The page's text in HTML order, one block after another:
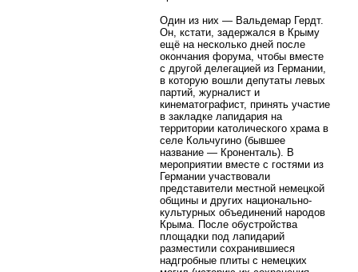
Один из них — Вальдемар Гердт.
Он, кстати, задержался в Крыму
ещё на несколько дней после
окончания форума, чтобы вместе
с другой делегацией из Германии,
в которую вошли депутаты левых
партий, журналист и
кинематографист, принять участие
в закладке лапидария на
территории католического храма в
селе Кольчугино (бывшее
название — Кроненталь). В
мероприятии вместе с гостями из
Германии участвовали
представители местной немецкой
общины и других национально-
культурных объединений народов
Крыма. После обустройства
площадки под лапидарий
разместили сохранившиеся
надгробные плиты с немецких